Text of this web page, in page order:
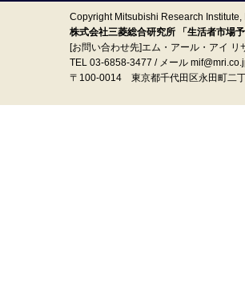
Copyright Mitsubishi Research Institute,
株式会社三菱総合研究所 「生活者市場
[お問い合わせ先]エム・アール・アイ
TEL 03-6858-3477 / メール
〒100‐0014 東京都千代田区永田町二